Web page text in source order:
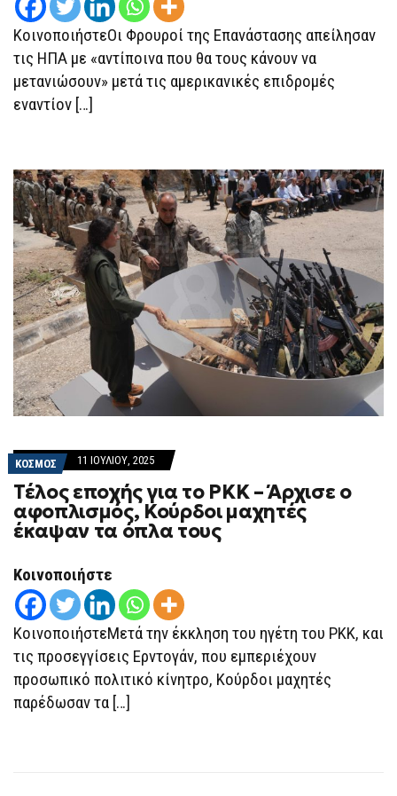
ΚοινοποιήστεΟι Φρουροί της Επανάστασης απείλησαν
τις ΗΠΑ με «αντίποινα που θα τους κάνουν να
μετανιώσουν» μετά τις αμερικανικές επιδρομές
εναντίον […]
ΚΟΣΜΟΣ 11 ΙΟΥΛΊΟΥ, 2025
Τέλος εποχής για το PKK – Άρχισε ο
αφοπλισμός, Κούρδοι μαχητές
έκαψαν τα όπλα τους
Κοινοποιήστε
ΚοινοποιήστεΜετά την έκκληση του ηγέτη του PKK, και
τις προσεγγίσεις Ερντογάν, που εμπεριέχουν
προσωπικό πολιτικό κίνητρο, Κούρδοι μαχητές
παρέδωσαν τα […]